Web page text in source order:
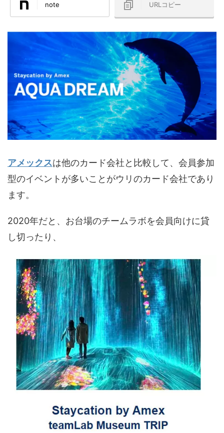
note URLコピー
アメックスは他のカード会社と比較して、会員参加
型のイベントが多いことがウリのカード会社であり
ます。
2020年だと、お台場のチームラボを会員向けに貸
し切ったり、